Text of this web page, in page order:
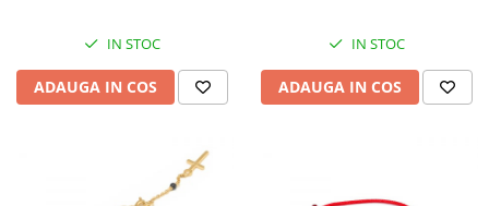
IN STOC
ADAUGA IN COS
IN STOC
ADAUGA IN COS